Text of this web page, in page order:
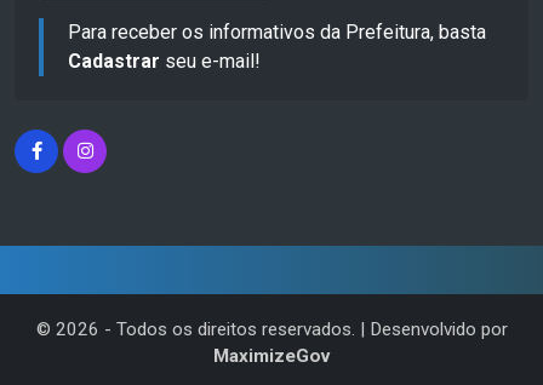
Para receber os informativos da Prefeitura, basta
Cadastrar seu e-mail!
© 2026 - Todos os direitos reservados. | Desenvolvido por
MaximizeGov